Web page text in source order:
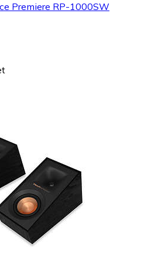
Premiere RP-1000SW